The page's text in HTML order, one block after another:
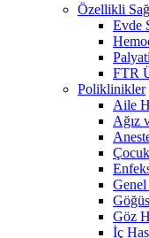
Özellikli
Evde
FTR
Poliklinikler
Aile
Ağız
Çocuk
Göz
İç